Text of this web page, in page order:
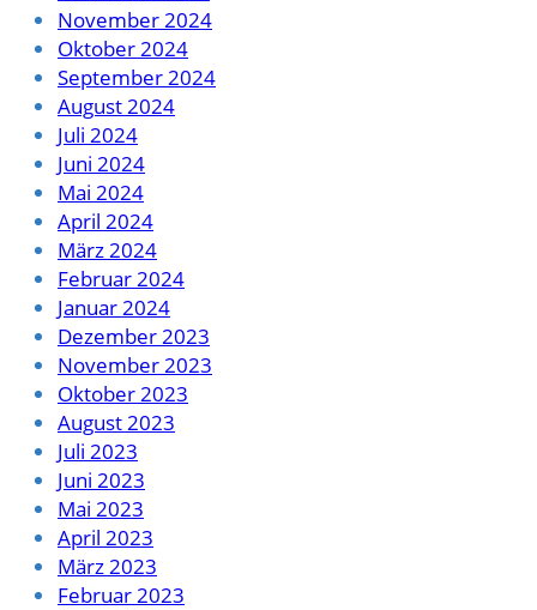
November 2024
Oktober 2024
September 2024
August 2024
Juli 2024
Juni 2024
Mai 2024
April 2024
März 2024
Februar 2024
Januar 2024
Dezember 2023
November 2023
Oktober 2023
August 2023
Juli 2023
Juni 2023
Mai 2023
April 2023
März 2023
Februar 2023